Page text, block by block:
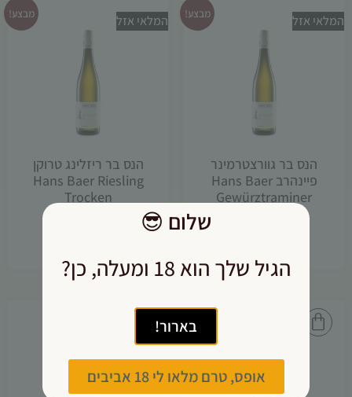
מבצע!
הנס בר גוורצטרמינר
פיינהרב Hans Baer
Gewürztraminer
המלאי אזל מבצע!
הנס בר ריזלינג טרוקן
Hans Baer Riesling
Trocken
₪
המלאי אזל
שלום 😎
הגיל שלך הוא 18 ומעלה, כן?
בארור!
אופס, טרם מלאו לי 18 אביבים